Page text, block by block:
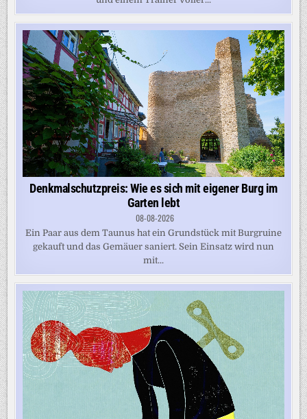
Denkmalschutzpreis: Wie es sich mit eigener Burg im
Garten lebt
08-08-2026
Ein Paar aus dem Taunus hat ein Grundstück mit Burgruine
gekauft und das Gemäuer saniert. Sein Einsatz wird nun
mit...